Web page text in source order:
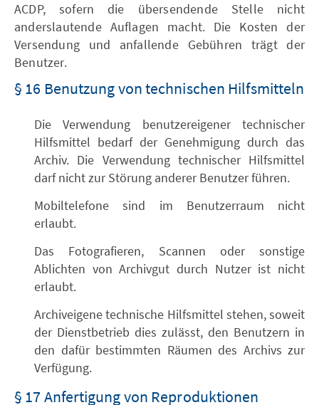
ACDP, sofern die übersendende Stelle nicht
anderslautende Auflagen macht. Die Kosten der
Versendung und anfallende Gebühren trägt der
Benutzer.
§ 16 Benutzung von technischen Hilfsmitteln
Die Verwendung benutzereigener technischer
Hilfsmittel bedarf der Genehmigung durch das
Archiv. Die Verwendung technischer Hilfsmittel
darf nicht zur Störung anderer Benutzer führen.
Mobiltelefone sind im Benutzerraum nicht
erlaubt.
Das Fotografieren, Scannen oder sonstige
Ablichten von Archivgut durch Nutzer ist nicht
erlaubt.
Archiveigene technische Hilfsmittel stehen, soweit
der Dienstbetrieb dies zulässt, den Benutzern in
den dafür bestimmten Räumen des Archivs zur
Verfügung.
§ 17 Anfertigung von Reproduktionen